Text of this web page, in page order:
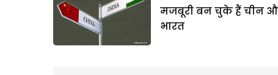
मजबूरी बन चुके हैं चीन
भारत